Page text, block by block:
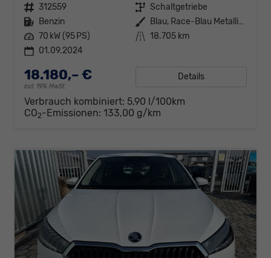
Fahrzeugnr. 312559 Getriebe Schaltgetriebe
Kraftstoff Benzin Außenfarbe
Blau, Race-Blau Metallic (8X)
Leistung 70 kW (95 PS) Kilometerstand 18.705 km
01.09.2024
18.180,– €
incl. 19% MwSt.
Details
Verbrauch kombiniert: 5,90 l/100km
CO2-Emissionen: 133,00 g/km